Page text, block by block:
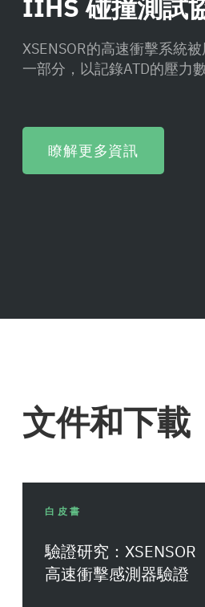
IIHS 碰撞測試
XSENSOR的高速衝擊系統
一部分，以記錄ATD的壓力數
瞭解更多資訊
文件和下載
白皮書
驗證研究：XSENSOR
高速衝擊感測器驗證